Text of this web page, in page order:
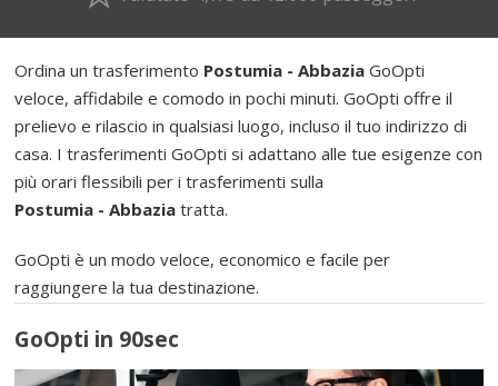
Ordina un trasferimento Postumia - Abbazia GoOpti
veloce, affidabile e comodo in pochi minuti. GoOpti offre il
prelievo e rilascio in qualsiasi luogo, incluso il tuo indirizzo di
casa. I trasferimenti GoOpti si adattano alle tue esigenze con
più orari flessibili per i trasferimenti sulla
Postumia - Abbazia tratta.
GoOpti è un modo veloce, economico e facile per
raggiungere la tua destinazione.
GoOpti in 90sec